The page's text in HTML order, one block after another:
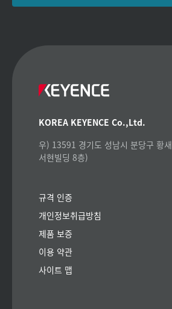
KOREA KEYENCE Co.,Ltd.
우) 13591 경기도 성남시 분당구 황
서현빌딩 8층)
규격 인증
개인정보취급방침
제품 보증
이용 약관
사이트 맵